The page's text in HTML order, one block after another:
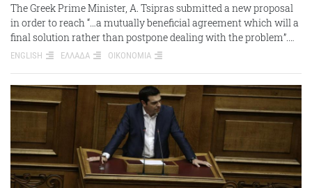
The Greek Prime Minister, A. Tsipras submitted a new proposal
in order to reach “…a mutually beneficial agreement which will a
final solution rather than postpone dealing with the problem”.…
ENGLISH ΕΛΛΑΔΑ ΟΙΚΟΝΟΜΙΑ